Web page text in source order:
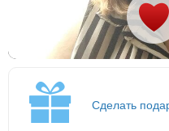
Сделать